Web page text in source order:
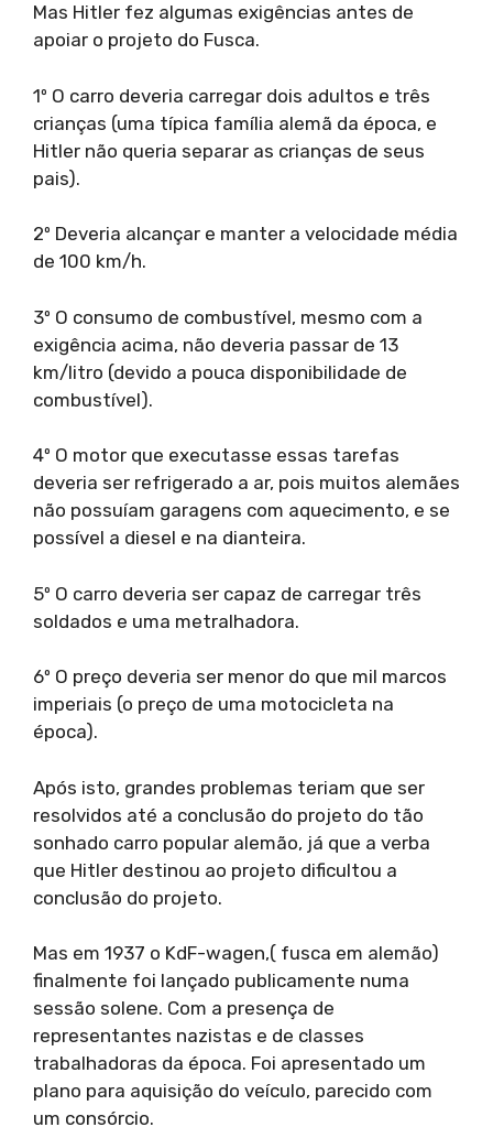
Mas Hitler fez algumas exigências antes de
apoiar o projeto do Fusca.
1º O carro deveria carregar dois adultos e três
crianças (uma típica família alemã da época, e
Hitler não queria separar as crianças de seus
pais).
2º Deveria alcançar e manter a velocidade média
de 100 km/h.
3º O consumo de combustível, mesmo com a
exigência acima, não deveria passar de 13
km/litro (devido a pouca disponibilidade de
combustível).
4º O motor que executasse essas tarefas
deveria ser refrigerado a ar, pois muitos alemães
não possuíam garagens com aquecimento, e se
possível a diesel e na dianteira.
5º O carro deveria ser capaz de carregar três
soldados e uma metralhadora.
6º O preço deveria ser menor do que mil marcos
imperiais (o preço de uma motocicleta na
época).
Após isto, grandes problemas teriam que ser
resolvidos até a conclusão do projeto do tão
sonhado carro popular alemão, já que a verba
que Hitler destinou ao projeto dificultou a
conclusão do projeto.
Mas em 1937 o KdF-wagen,( fusca em alemão)
finalmente foi lançado publicamente numa
sessão solene. Com a presença de
representantes nazistas e de classes
trabalhadoras da época. Foi apresentado um
plano para aquisição do veículo, parecido com
um consórcio.